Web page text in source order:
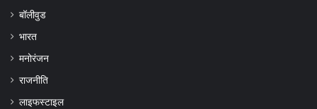
बॉलीवुड
भारत
मनोरंजन
राजनीति
लाइफस्टाइल